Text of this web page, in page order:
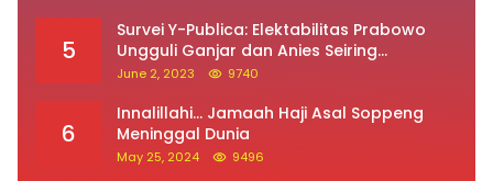
5
Survei Y-Publica: Elektabilitas Prabowo
Ungguli Ganjar dan Anies Seiring
Kepuasan Terhadap Jokowi Naik
June 2, 2023 9740
6
Innalillahi… Jamaah Haji Asal Soppeng
Meninggal Dunia
May 25, 2024 9496